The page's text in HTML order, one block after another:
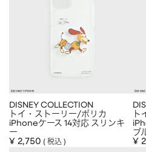
DISNEY COLLECTION
トイ・ストーリー/ポリカ
iPhoneケース 14対応 スリンキ
ー
¥ 2,750 税込
ト
ブ
¥